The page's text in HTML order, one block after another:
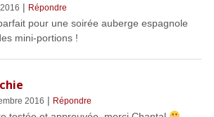
| Répondre
pour une soirée auberge espagnole
mini-portions !
2016 | Répondre